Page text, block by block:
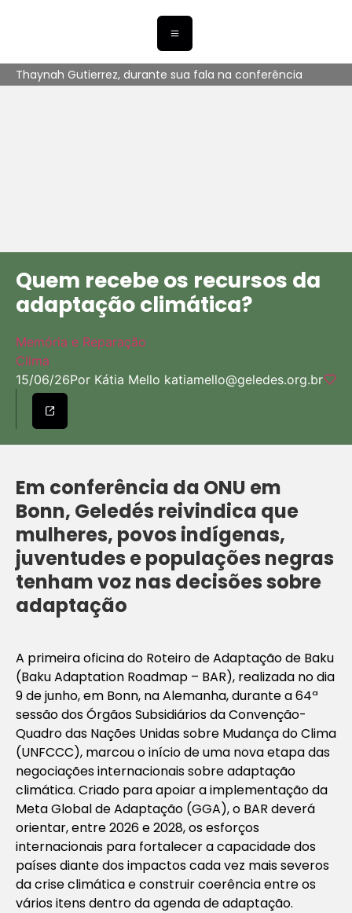
Thaynah Gutierrez, durante sua fala na conferência
Quem recebe os recursos da
adaptação climática?
Memória e Reparação
Clima
15/06/26Por Kátia Mello katiamello@geledes.org.br
Em conferência da ONU em
Bonn, Geledés reivindica que
mulheres, povos indígenas,
juventudes e populações negras
tenham voz nas decisões sobre
adaptação
A primeira oficina do Roteiro de Adaptação de Baku
(Baku Adaptation Roadmap – BAR), realizada no dia
9 de junho, em Bonn, na Alemanha, durante a 64ª
sessão dos Órgãos Subsidiários da Convenção-
Quadro das Nações Unidas sobre Mudança do Clima
(UNFCCC), marcou o início de uma nova etapa das
negociações internacionais sobre adaptação
climática. Criado para apoiar a implementação da
Meta Global de Adaptação (GGA), o BAR deverá
orientar, entre 2026 e 2028, os esforços
internacionais para fortalecer a capacidade dos
países diante dos impactos cada vez mais severos
da crise climática e construir coerência entre os
vários itens dentro da agenda de adaptação.